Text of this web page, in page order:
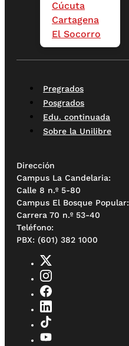
Cúcuta
Cartagena
El Socorro
Pregrados
Posgrados
Edu. continuada
Sobre la Unilibre
Dirección
Campus La Candelaria:
Calle 8 n.º 5-80
Campus El Bosque Popular:
Carrera 70 n.º 53-40
Teléfono:
PBX: (601) 382 1000